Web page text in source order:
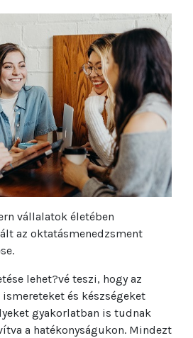
vállalatok életében
az oktatásmenedzsment
lehet?vé teszi, hogy az
és készségeket
gyakorlatban is tudnak
a hatékonyságukon. Mindezt